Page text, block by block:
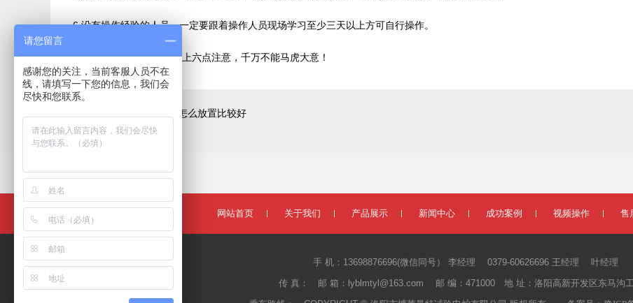
6.没有操作经验的人员，一定要跟着操作人员现场学习至少三天以上方可自行操作。
操作人员一定要牢记以上六点注意，千万不能马虎大意！
长时间不用的高温炉怎么放置比较好
LINKS: 矩形管
网站首页 关于我们 产品展示 新闻中心 成功案例 视频操作 售
手 机：13698876696(微信同号） 李经理 0379-60626696 王经理
叶经理
传 真：
邮 箱：lyblmtyl@163.com 邮 编：471000
地 址：洛阳高新开发区东马沟
请您留言
感谢您的关注，当前客服人员不在
线，请填写一下您的信息，我们会
尽快和您联系。